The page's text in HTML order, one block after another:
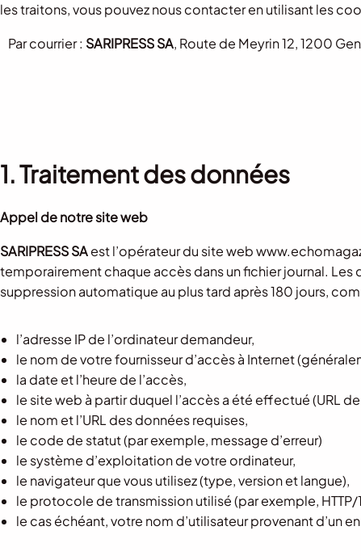
les traitons, vous pouvez nous contacter en utilisant les
Par courrier : SARIPRESS SA, Route de Meyrin 12, 1200
1. Traitement des données
Appel de notre site web
SARIPRESS SAest l’opérateur du site web
temporairement chaque accès dans un fichier journal.
suppression automatique au plus tard après 180 jours,
l’adresse IP de l’ordinateur demandeur,
le nom de votre fournisseur d’accès à Internet
la date et l’heure de l’accès,
le site web à partir duquel l’accès a été effectué (URL
le nom et l’URL des données requises,
le code de statut (par exemple, message d’erreur)
le système d’exploitation de votre ordinateur,
le navigateur que vous utilisez (type, version et langue),
le protocole de transmission utilisé (par exemple, HTTP/
le cas échéant, votre nom d’utilisateur provenant d’un